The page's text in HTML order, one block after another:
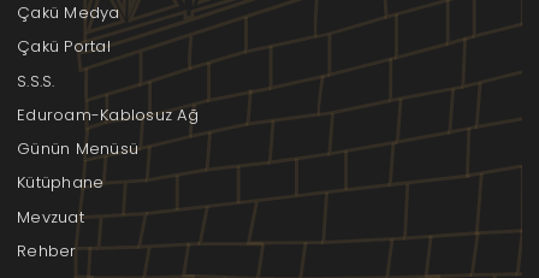
Çakü Medya
Çakü Portal
S.S.S.
Eduroam-Kablosuz Ağ
Günün Menüsü
Kütüphane
Mevzuat
Rehber